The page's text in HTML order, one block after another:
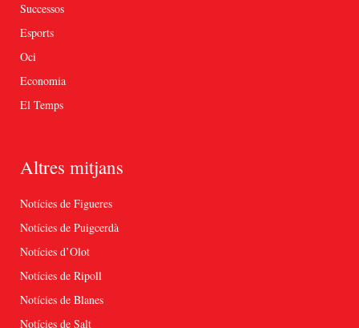
Successos
Esports
Oci
Economia
El Temps
Altres mitjans
Notícies de Figueres
Notícies de Puigcerdà
Notícies d’Olot
Notícies de Ripoll
Notícies de Blanes
Notícies de Salt